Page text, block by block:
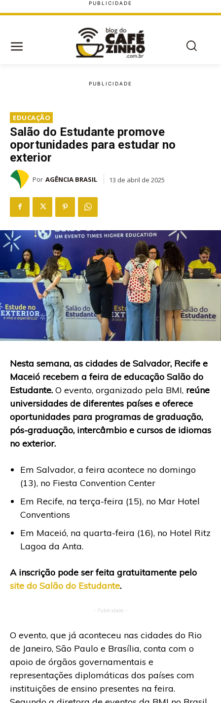
EDUCAÇÃO
Salão do Estudante promove
oportunidades para estudar no
exterior
Por AGÊNCIA BRASIL 13 de abril de 2025
Nesta semana, as cidades de Salvador, Recife e
Maceió recebem a feira de educação Salão do
Estudante. O evento, organizado pela BMI, reúne
universidades de diferentes países e oferece
oportunidades para programas de graduação,
pós-graduação, intercâmbio e cursos de idiomas
no exterior.
Em Salvador, a feira acontece no domingo
(13), no Fiesta Convention Center
Em Recife, na terça-feira (15), no Mar Hotel
Conventions
Em Maceió, na quarta-feira (16), no Hotel Ritz
Lagoa da Anta.
A inscrição pode ser feita gratuitamente pelo
site do Salão do Estudante.
- Publicidade -
O evento, que já aconteceu nas cidades do Rio
de Janeiro, São Paulo e Brasília, conta com o
apoio de órgãos governamentais e
representações diplomáticas dos países com
instituições de ensino presentes na feira.